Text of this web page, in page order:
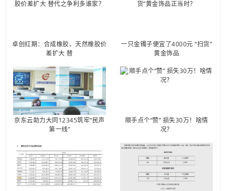
卓创红期：合成橡胶、天然橡胶价
差扩大 替
一只金镯子便宜了4000元 “扫货”
黄金饰品
京东云助力大同12345筑牢“民声
第一线”
顺手点个“赞” 损失30万！啥情
况？